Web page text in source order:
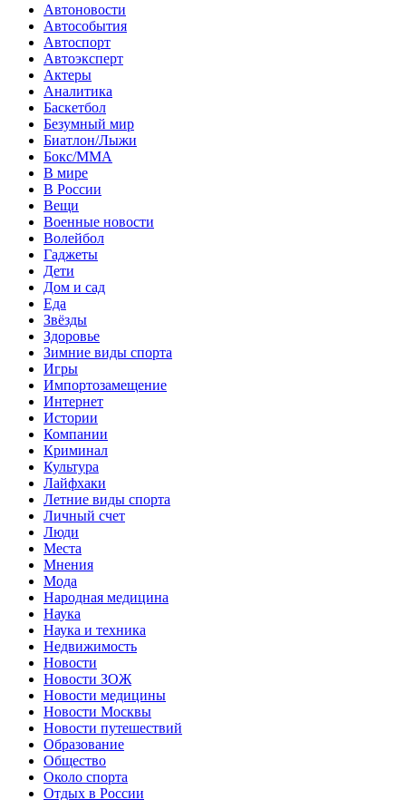
Автоновости
Автособытия
Автоспорт
Автоэксперт
Актеры
Аналитика
Баскетбол
Безумный мир
Биатлон/Лыжи
Бокс/MMA
В мире
В России
Вещи
Военные новости
Волейбол
Гаджеты
Дети
Дом и сад
Еда
Звёзды
Здоровье
Зимние виды спорта
Игры
Импортозамещение
Интернет
Истории
Компании
Криминал
Культура
Лайфхаки
Летние виды спорта
Личный счет
Люди
Места
Мнения
Мода
Народная медицина
Наука
Наука и техника
Недвижимость
Новости
Новости ЗОЖ
Новости медицины
Новости Москвы
Новости путешествий
Образование
Общество
Около спорта
Отдых в России